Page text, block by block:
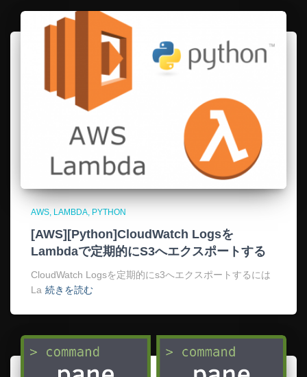
AWS LAMBDA PYTHON
[AWS][Python]CloudWatch Logsを
Lambdaで定期的にS3へエクスポートする
CloudWatch Logsを定期的にs3へエクスポートするには
La 続きを読む